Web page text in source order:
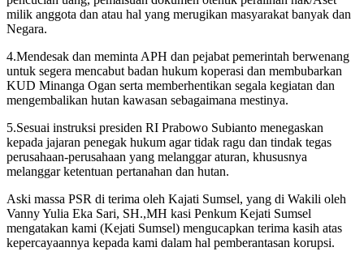
milik anggota dan atau hal yang merugikan masyarakat banyak dan
Negara.
4.Mendesak dan meminta APH dan pejabat pemerintah berwenang
untuk segera mencabut badan hukum koperasi dan membubarkan
KUD Minanga Ogan serta memberhentikan segala kegiatan dan
mengembalikan hutan kawasan sebagaimana mestinya.
5.Sesuai instruksi presiden RI Prabowo Subianto menegaskan
kepada jajaran penegak hukum agar tidak ragu dan tindak tegas
perusahaan-perusahaan yang melanggar aturan, khususnya
melanggar ketentuan pertanahan dan hutan.
Aski massa PSR di terima oleh Kajati Sumsel, yang di Wakili oleh
Vanny Yulia Eka Sari, SH.,MH kasi Penkum Kejati Sumsel
mengatakan kami (Kejati Sumsel) mengucapkan terima kasih atas
kepercayaannya kepada kami dalam hal pemberantasan korupsi.